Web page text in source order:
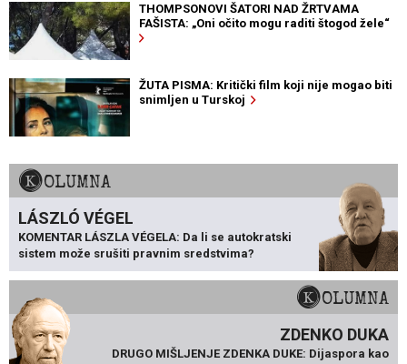
THOMPSONOVI ŠATORI NAD ŽRTVAMA
FAŠISTA: „Oni očito mogu raditi štogod žele“
ŽUTA PISMA: Kritički film koji nije mogao biti
snimljen u Turskoj
KOLUMNA
LÁSZLÓ VÉGEL
KOMENTAR LÁSZLA VÉGELA: Da li se autokratski
sistem može srušiti pravnim sredstvima?
KOLUMNA
ZDENKO DUKA
DRUGO MIŠLJENJE ZDENKA DUKE: Dijaspora kao